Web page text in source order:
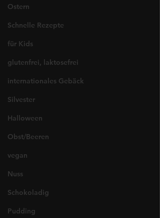
Ostern
Schnelle Rezepte
für Kids
glutenfrei, laktosefrei
internationales Gebäck
Silvester
Halloween
Obst/Beeren
vegan
Nuss
Schokoladig
Pudding